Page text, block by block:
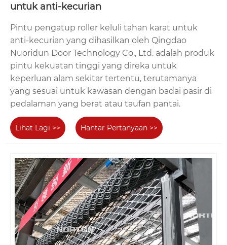
untuk anti-kecurian
Pintu pengatup roller keluli tahan karat untuk
anti-kecurian yang dihasilkan oleh Qingdao
Nuoridun Door Technology Co., Ltd. adalah produk
pintu kekuatan tinggi yang direka untuk
keperluan alam sekitar tertentu, terutamanya
yang sesuai untuk kawasan dengan badai pasir di
pedalaman yang berat atau taufan pantai.
Lihat Lagi >> Hantar Pertanyaan >>